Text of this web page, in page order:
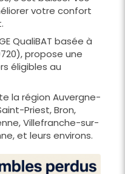
votre confort
QualiBAT basée à
propose une
éligibles au
la région Auvergne-
Priest, Bron,
Villefranche-sur-
et leurs environs.